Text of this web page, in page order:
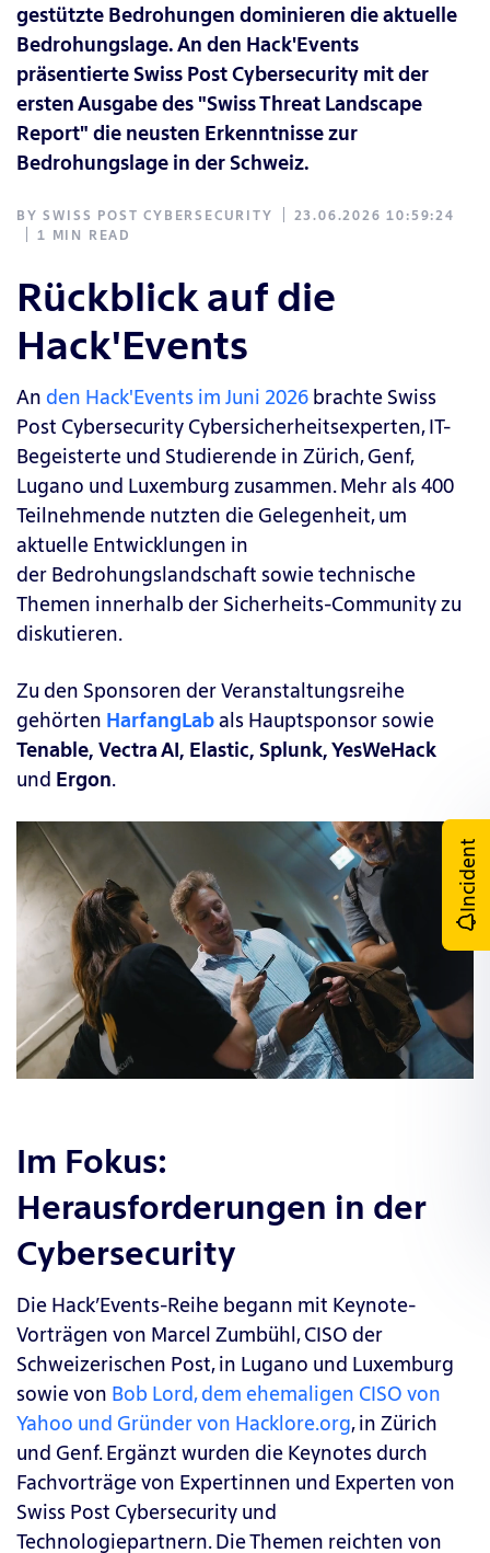
gestützte Bedrohungen dominieren die aktuelle
Bedrohungslage. An den Hack'Events
präsentierte Swiss Post Cybersecurity mit der
ersten Ausgabe des "Swiss Threat Landscape
Report" die neusten Erkenntnisse zur
Bedrohungslage in der Schweiz.
BYSWISS POST CYBERSECURITY
23.06.2026 10:59:24
1 MIN READ
Rückblick auf die
Hack'Events
An den Hack'Events im Juni 2026 brachte Swiss
Post Cybersecurity Cybersicherheitsexperten, IT-
Begeisterte und Studierende in Zürich, Genf,
Lugano und Luxemburg zusammen.Mehr als 400
Teilnehmende nutzten die Gelegenheit, um
aktuelle Entwicklungen in
der Bedrohungslandschaft sowie technische
Themen innerhalb der Sicherheits-Communityzu
diskutieren.
Zu den Sponsoren der Veranstaltungsreihe
gehörten HarfangLabals Hauptsponsor sowie
Tenable, Vectra AI, Elastic, Splunk, YesWeHack
und Ergon.
Im Fokus:
Herausforderungen in der
Cybersecurity
Die Hack’Events-Reihe begann mit Keynote-
Vorträgen von Marcel Zumbühl, CISO der
Schweizerischen Post, in Lugano und Luxemburg
sowie von Bob Lord, dem ehemaligen CISO von
Yahoo und Gründer von Hacklore.org, in Zürich
und Genf.Ergänzt wurden die Keynotes durch
Fachvorträge von Expertinnen und Experten von
Swiss Post Cybersecurity und
Technologiepartnern. Die Themen reichten von
Incident